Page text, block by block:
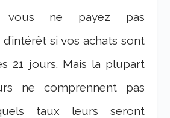
vous ne payez pas
si vos achats sont
21 jours. Mais la plupart
ne comprennent pas
taux leurs seront